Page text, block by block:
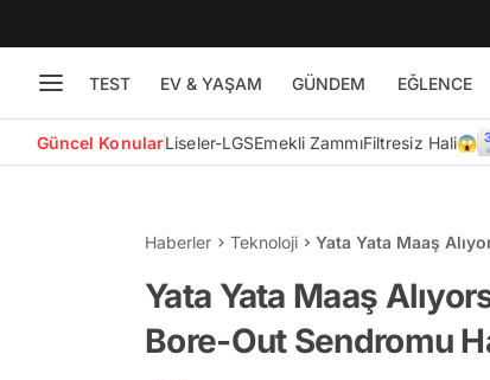
TEST EV & YAŞAM GÜNDEM EĞLENCE
Güncel KonularLiseler-LGSEmekli ZammıFiltresiz Hali😱
Haberler Teknoloji
Yata Yata Maaş
Yata Yata Maaş
Bore-Out Sendromu